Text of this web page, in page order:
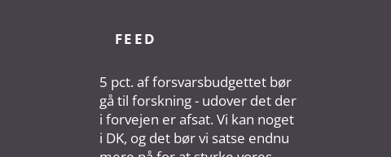
FEED
5 pct. af forsvarsbudgettet bør
gå til forskning - udover det der
i forvejen er afsat. Vi kan noget
i DK, og det bør vi satse endnu